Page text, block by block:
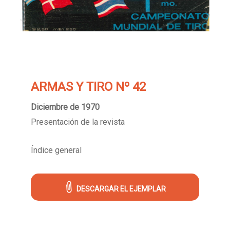
ARMAS Y TIRO Nº 42
Diciembre de 1970
Presentación de la revista
Índice general
DESCARGAR EL EJEMPLAR